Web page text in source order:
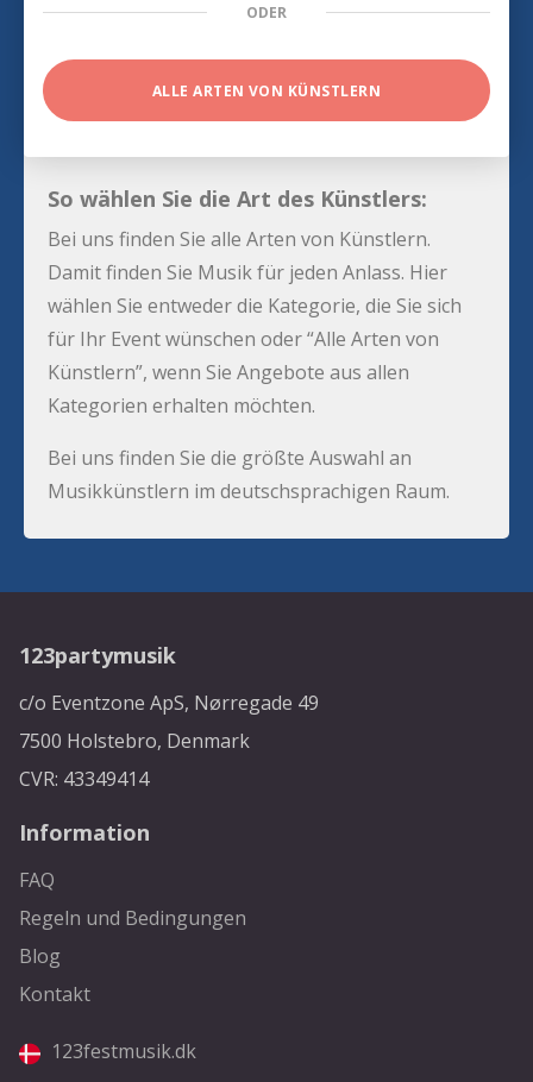
ODER
ALLE ARTEN VON KÜNSTLERN
So wählen Sie die Art des Künstlers:
Bei uns finden Sie alle Arten von Künstlern.
Damit finden Sie Musik für jeden Anlass. Hier
wählen Sie entweder die Kategorie, die Sie sich
für Ihr Event wünschen oder “Alle Arten von
Künstlern”, wenn Sie Angebote aus allen
Kategorien erhalten möchten.
Bei uns finden Sie die größte Auswahl an
Musikkünstlern im deutschsprachigen Raum.
123partymusik
c/o Eventzone ApS, Nørregade 49
7500 Holstebro, Denmark
CVR: 43349414
Information
FAQ
Regeln und Bedingungen
Blog
Kontakt
123festmusik.dk